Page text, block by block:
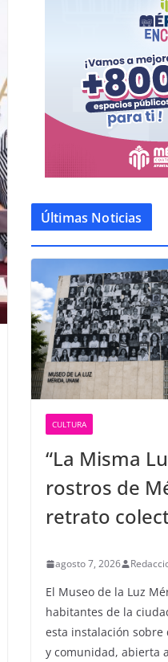
Últimas Noticias
CULTURA
“La Misma
rostros de
retrato
agosto 7, 2026
El Museo de la Luz
habitantes de la
esta instalación
y comunidad, abierta